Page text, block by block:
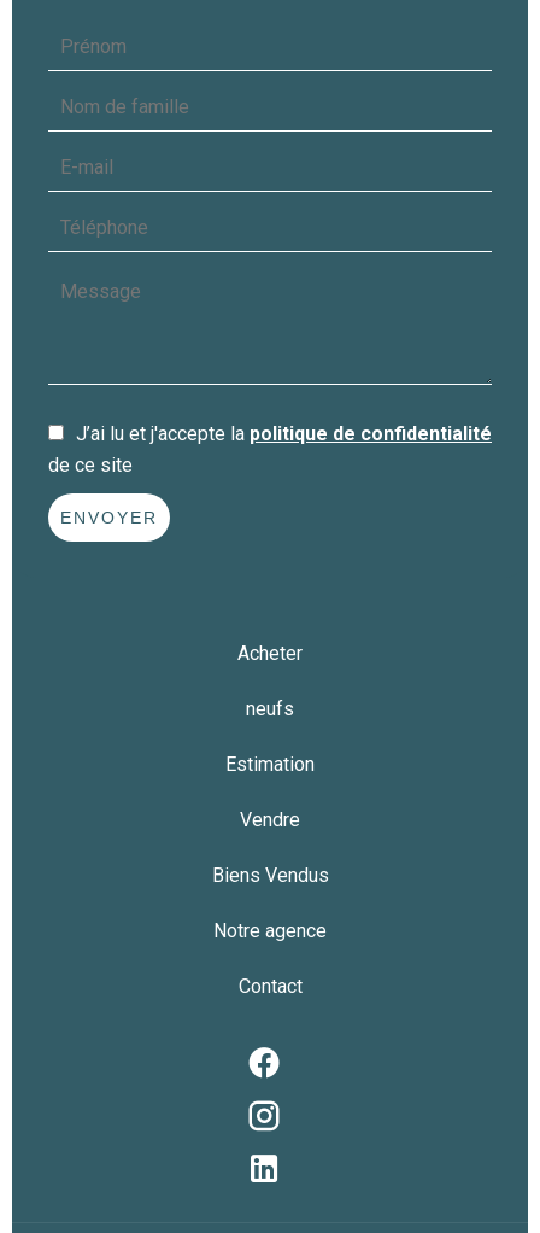
J’ai lu et j'accepte la politique de confidentialité
de ce site
ENVOYER
Acheter
neufs
Estimation
Vendre
Biens Vendus
Notre agence
Contact